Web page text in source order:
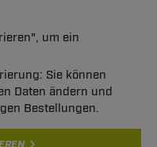
um ein
Sie können
Daten ändern und
Bestellungen.